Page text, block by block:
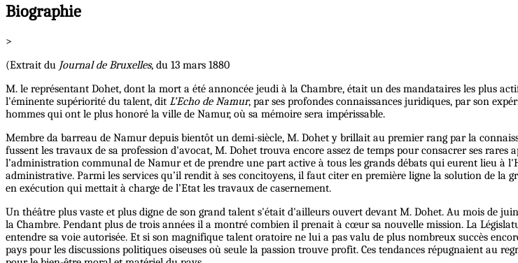
Biographie
>
(Extrait du Journal de Bruxelles, du 13 mars 1880
M. le représentant Dohet, dont la mort a été annoncée jeudi à la Chambre, était un des mandataires les plus
l'éminente supériorité du talent, dit L’Echo de Namur, par ses profondes connaissances juridiques, par son
hommes qui ont le plus honoré la ville de Namur, où sa mémoire sera impérissable.
Membre da barreau de Namur depuis bientôt un demi-siècle, M. Dohet y brillait au premier rang par la
fussent les travaux de sa profession d'avocat, M. Dohet trouva encore assez de temps pour consacrer ses
l’administration communal de Namur et de prendre une part active à tous les grands débats qui eurent lieu à
administrative. Parmi les services qu’il rendit à ses concitoyens, il faut citer en première ligne la solution de la
en exécution qui mettait à charge de l’Etat les travaux de casernement.
Un théâtre plus vaste et plus digne de son grand talent s'était d'ailleurs ouvert devant M. Dohet. Au mois de
la Chambre. Pendant plus de trois années il a montré combien il prenait à cœur sa nouvelle mission. La
entendre sa voie autorisée. Et si son magnifique talent oratoire ne lui a pas valu de plus nombreux succès
pays pour les discussions politiques oiseuses où seule la passion trouve profit. Ces tendances répugnaient au